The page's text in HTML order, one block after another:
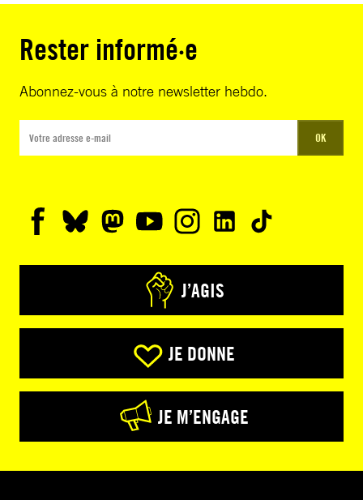
Rester informé·e
Abonnez-vous à notre newsletter hebdo.
OK
J’AGIS
JE DONNE
JE M’ENGAGE